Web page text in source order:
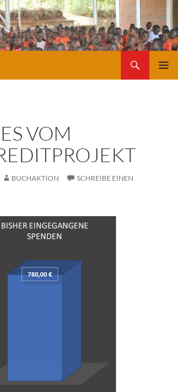
VOM
BUCHAKTION
SCHREIBE EINEN